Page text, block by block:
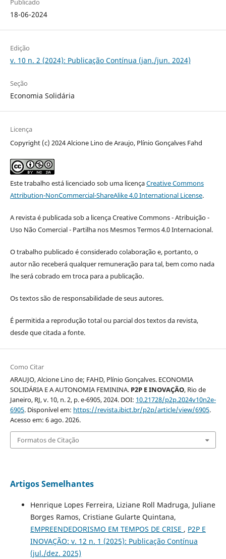
18-06-2024
Edição
v. 10 n. 2 (2024): Publicação Contínua (jan./jun. 2024)
Seção
Economia Solidária
Licença
Copyright (c) 2024 Alcione Lino de Araujo, Plínio Gonçalves Fahd
Este trabalho está licenciado sob uma licençaCreative Commons
Attribution-NonCommercial-ShareAlike 4.0 International License.
A revista é publicada sob a licença Creative Commons - Atribuição -
Uso Não Comercial - Partilha nos Mesmos Termos 4.0 Internacional.
O trabalho publicado é considerado colaboração e, portanto, o
autor não receberá qualquer remuneração para tal, bem como nada
lhe será cobrado em troca para a publicação.
Os textos são de responsabilidade de seus autores.
É permitida a reprodução total ou parcial dos textos da revista,
desde que citada a fonte.
Como Citar
ARAUJO, Alcione Lino de; FAHD, Plínio Gonçalves. ECONOMIA
SOLIDÁRIA E A AUTONOMIA FEMININA. P2P E INOVAÇÃO, Rio de
Janeiro, RJ, v. 10, n. 2, p. e-6905, 2024. DOI: 10.21728/p2p.2024v10n2e-
6905. Disponível em: https://revista.ibict.br/p2p/article/view/6905.
Acesso em: 6 ago. 2026.
Formatos de Citação
Artigos Semelhantes
Henrique Lopes Ferreira, Liziane Roll Madruga, Juliane
Borges Ramos, Cristiane Gularte Quintana,
EMPREENDEDORISMO EM TEMPOS DE CRISE , P2P E
INOVAÇÃO: v. 12 n. 1 (2025): Publicação Contínua
(jul./dez. 2025)